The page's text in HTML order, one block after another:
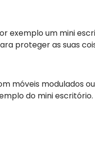
exemplo um mini
proteger as suas
móveis modulados
do mini escritório.